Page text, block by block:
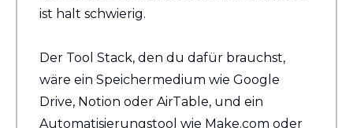
ist halt schwierig.
Der Tool Stack, den du dafür brauchst,
wäre ein Speichermedium wie Google
Drive, Notion oder AirTable, und ein
Automatisierungstool wie Make.com oder